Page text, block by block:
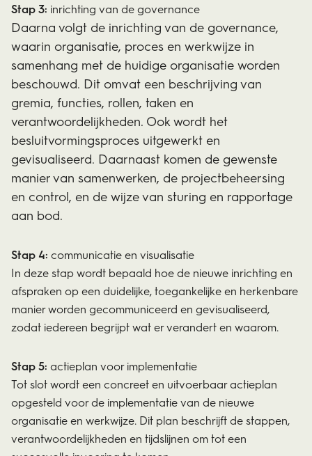
Stap 3: inrichting van de governance
Daarna volgt de inrichting van de governance,
waarin organisatie, proces en werkwijze in
samenhang met de huidige organisatie worden
beschouwd. Dit omvat een beschrijving van
gremia, functies, rollen, taken en
verantwoordelijkheden. Ook wordt het
besluitvormingsproces uitgewerkt en
gevisualiseerd. Daarnaast komen de gewenste
manier van samenwerken, de projectbeheersing
en control, en de wijze van sturing en rapportage
aan bod.
Stap 4: communicatie en visualisatie
In deze stap wordt bepaald hoe de nieuwe inrichting en
afspraken op een duidelijke, toegankelijke en herkenbare
manier worden gecommuniceerd en gevisualiseerd,
zodat iedereen begrijpt wat er verandert en waarom.
Stap 5: actieplan voor implementatie
Tot slot wordt een concreet en uitvoerbaar actieplan
opgesteld voor de implementatie van de nieuwe
organisatie en werkwijze. Dit plan beschrijft de stappen,
verantwoordelijkheden en tijdslijnen om tot een